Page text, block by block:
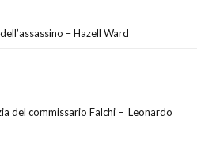
dell’assassino – Hazell Ward
del commissario Falchi – Leonardo